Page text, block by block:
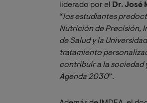
liderado por el
Dr. José
“los estudiantes
Nutrición de Precisión,
de Salud y la
tratamiento
contribuir a la sociedad
Agenda 2030”.